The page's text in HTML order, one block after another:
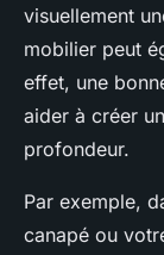
visuellement
mobilier peut
effet, une
aider à créer
profondeur.
Par exemple,
canapé ou